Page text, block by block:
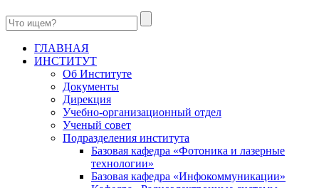
ГЛАВНАЯ
ИНСТИТУТ
Об Институте
Документы
Дирекция
Учебно-организационный отдел
Ученый совет
Подразделения института
Базовая кафедра «Фотоника и лазерные
технологии»
Базовая кафедра «Инфокоммуникации»